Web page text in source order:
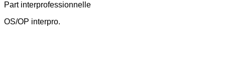
Part interprofessionnelle
OS/OP interpro.